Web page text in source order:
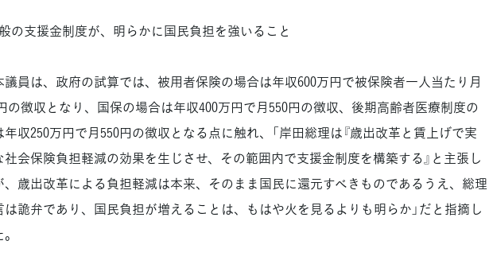
般の支援金制度が、明らかに国民負担を強いること
員は、政府の試算では、被用者保険の場合は年収600万円で被保険者一人当たり月
の徴収となり、国保の場合は年収400万円で月550円の徴収、後期高齢者医療制度の
年収250万円で月550円の徴収となる点に触れ、「岸田総理は『歳出改革と賃上げで実
社会保険負担軽減の効果を生じさせ、その範囲内で支援金制度を構築する』と主張し
、歳出改革による負担軽減は本来、そのまま国民に還元すべきものであるうえ、総理
は詭弁であり、国民負担が増えることは、もはや火を見るよりも明らか」だと指摘し